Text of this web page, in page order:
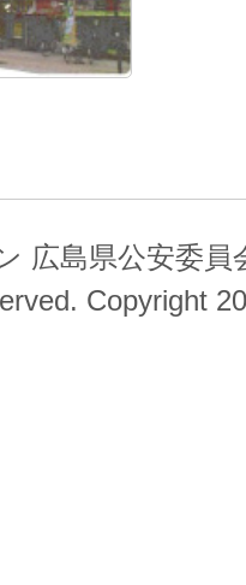
広島県公安委員
Copyright